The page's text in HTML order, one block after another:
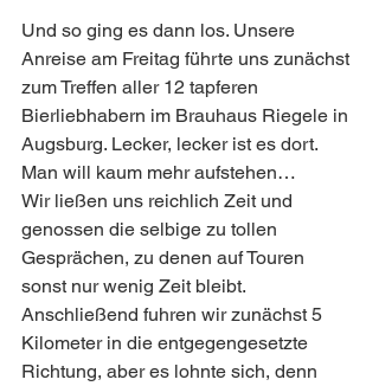
Und so ging es dann los. Unsere
Anreise am Freitag führte uns zunächst
zum Treffen aller 12 tapferen
Bierliebhabern im Brauhaus Riegele in
Augsburg. Lecker, lecker ist es dort.
Man will kaum mehr aufstehen…
Wir ließen uns reichlich Zeit und
genossen die selbige zu tollen
Gesprächen, zu denen auf Touren
sonst nur wenig Zeit bleibt.
Anschließend fuhren wir zunächst 5
Kilometer in die entgegengesetzte
Richtung, aber es lohnte sich, denn